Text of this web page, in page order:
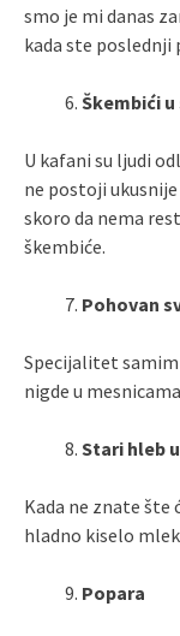
smo je mi danas
kada ste
Škembići
U kafani su ljudi
ne postoji
skoro da nema
škembiće.
Pohovan
Specijalitet
nigde u
Stari hleb
Kada ne znate šte
hladno kiselo
Popara